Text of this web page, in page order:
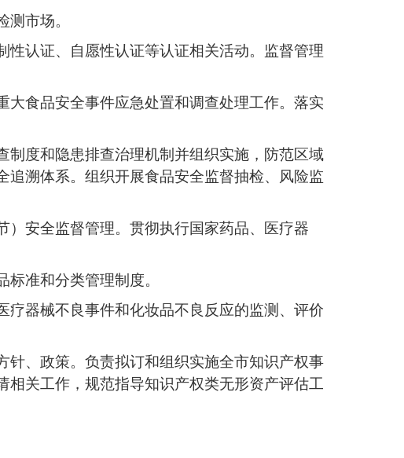
市场。
性认证、自愿性认证等认证相关活动。监督管理
大食品安全事件应急处置和调查处理工作。落实
制度和隐患排查治理机制并组织实施，防范区域
溯体系。组织开展食品安全监督抽检、风险监
）安全监督管理。贯彻执行国家药品、医疗器
准和分类管理制度。
疗器械不良事件和化妆品不良反应的监测、评价
针、政策。负责拟订和组织实施全市知识产权事
关工作，规范指导知识产权类无形资产评估工